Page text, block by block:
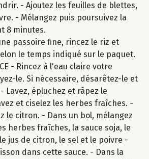
- Ajoutez les feuilles de blettes,
- Mélangez puis poursuivez la
8 minutes.
passoire fine, rincez le riz et
le temps indiqué sur le paquet.
- Rincez à l'eau claire votre
le. Si nécessaire, désarêtez-le et
Lavez, épluchez et râpez le
et ciselez les herbes fraîches. -
le citron. - Dans un bol, mélangez
herbes fraîches, la sauce soja, le
jus de citron, le sel et le poivre -
dans cette sauce. - Dans la